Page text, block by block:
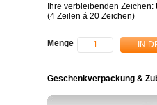
Ihre verbleibenden Zeichen:
(4 Zeilen á 20 Zeichen)
Menge IN
Geschenkverpackung &